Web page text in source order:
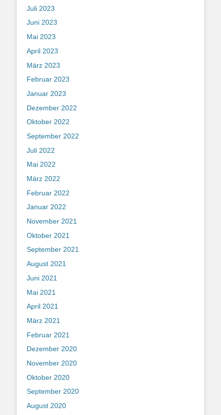
Juli 2023
Juni 2023
Mai 2023
April 2023
März 2023
Februar 2023
Januar 2023
Dezember 2022
Oktober 2022
September 2022
Juli 2022
Mai 2022
März 2022
Februar 2022
Januar 2022
November 2021
Oktober 2021
September 2021
August 2021
Juni 2021
Mai 2021
April 2021
März 2021
Februar 2021
Dezember 2020
November 2020
Oktober 2020
September 2020
August 2020